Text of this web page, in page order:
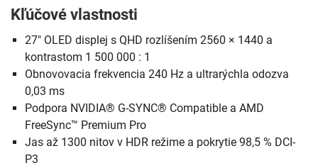
Kľúčové vlastnosti
27" OLED displej s QHD rozlíšením 2560 × 1440 a
kontrastom 1 500 000 : 1
Obnovovacia frekvencia 240 Hz a ultrarýchla odozva
0,03 ms
Podpora NVIDIA® G-SYNC® Compatible a AMD
FreeSync™ Premium Pro
Jas až 1300 nitov v HDR režime a pokrytie 98,5 % DCI-
P3